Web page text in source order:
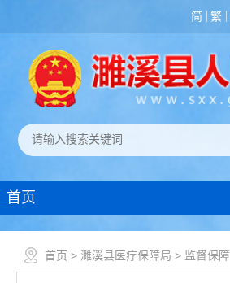
简 繁
首页
首页 > 濉溪县医疗保障局 > 监督保障